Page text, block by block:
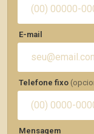
E-mail
Telefone fixo
Mensagem